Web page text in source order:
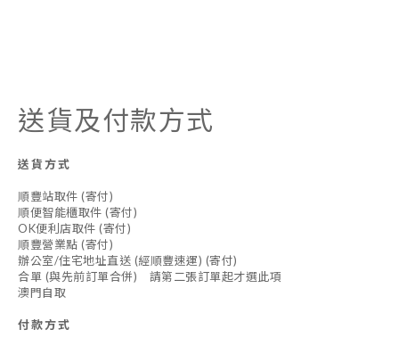
送貨及付款方式
送貨方式
順豐站取件 (寄付)
順便智能櫃取件 (寄付)
OK便利店取件 (寄付)
順豐營業點 (寄付)
辦公室/住宅地址直送 (經順豐速運) (寄付)
合單 (與先前訂單合併) 請第二張訂單起才選此項
澳門自取
付款方式